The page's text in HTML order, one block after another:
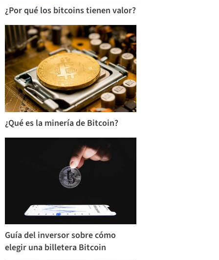
¿Por qué los bitcoins tienen valor?
¿Qué es la minería de Bitcoin?
Guía del inversor sobre cómo
elegir una billetera Bitcoin